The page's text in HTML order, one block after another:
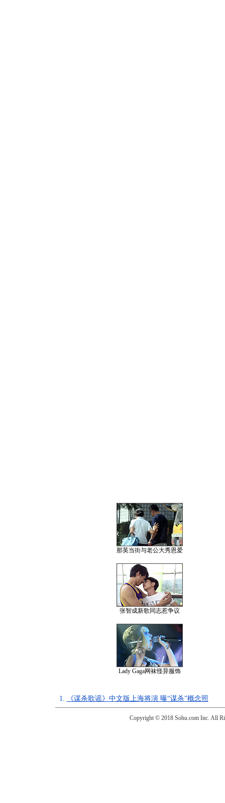
那英当街与老公大秀恩爱
张智成新歌同志惹争议
Lady Gaga网袜怪异服饰
1. 《谋杀歌谣》中文版上海将演 曝“谋杀”概念照
Copyright © 2018 Sohu.com Inc. All